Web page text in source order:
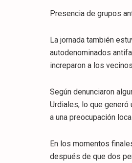
Presencia de grupos
La jornada también
autodenominados
increparon a los
Según denunciaron
Urdiales, lo que
a una preocupación
En los momentos
después de que dos